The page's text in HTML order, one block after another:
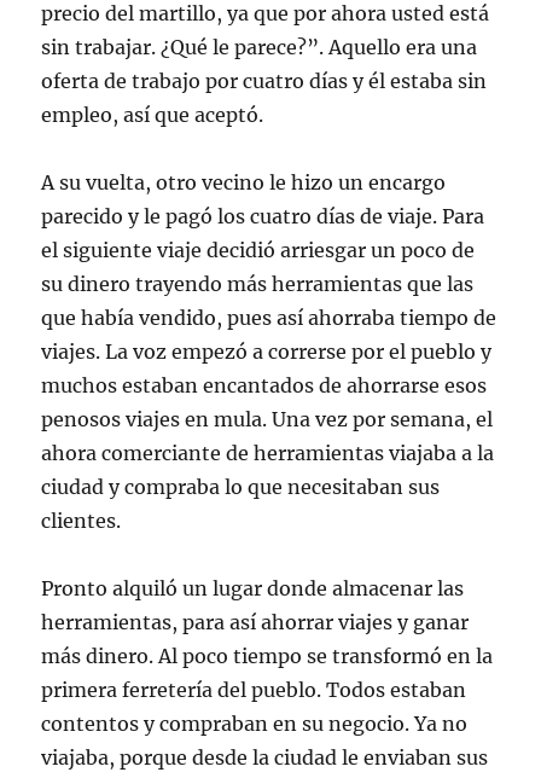
precio del martillo, ya que por ahora usted está
sin trabajar. ¿Qué le parece?”. Aquello era una
oferta de trabajo por cuatro días y él estaba sin
empleo, así que aceptó.
A su vuelta, otro vecino le hizo un encargo
parecido y le pagó los cuatro días de viaje. Para
el siguiente viaje decidió arriesgar un poco de
su dinero trayendo más herramientas que las
que había vendido, pues así ahorraba tiempo de
viajes. La voz empezó a correrse por el pueblo y
muchos estaban encantados de ahorrarse esos
penosos viajes en mula. Una vez por semana, el
ahora comerciante de herramientas viajaba a la
ciudad y compraba lo que necesitaban sus
clientes.
Pronto alquiló un lugar donde almacenar las
herramientas, para así ahorrar viajes y ganar
más dinero. Al poco tiempo se transformó en la
primera ferretería del pueblo. Todos estaban
contentos y compraban en su negocio. Ya no
viajaba, porque desde la ciudad le enviaban sus